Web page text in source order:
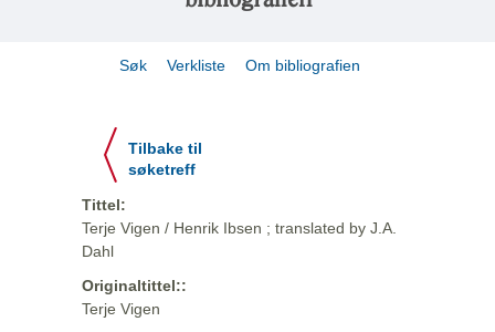
Søk Verkliste Om bibliografien
Tilbake til
søketreff
Tittel:
Terje Vigen / Henrik Ibsen ; translated by J.A.
Dahl
Originaltittel::
Terje Vigen